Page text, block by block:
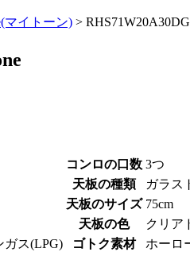
マイトーン) >
コンロの口数 3つ
天板の種類
ガラス
天板のサイズ 75cm
天板の色
クリア
ガス(LPG) ゴトク素材 ホーロ